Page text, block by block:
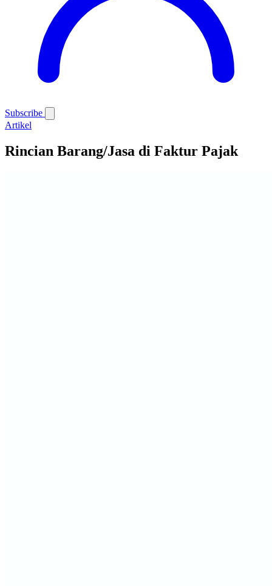
Subscribe
Artikel
Rincian Barang/Jasa di Faktur Pajak